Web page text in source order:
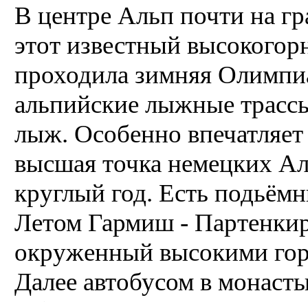
В центре Альп почти на
этот известный
проходила зимняя
альпийские лыжные
лыж. Особенно
высшая точка немецких
круглый год. Есть
Летом Гармиш -
окруженный высокими
Далее автобусом в